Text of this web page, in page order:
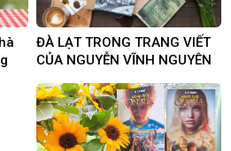
ĐÀ LẠT TRONG TRANG VIẾT
CỦA NGUYỄN VĨNH NGUYÊN